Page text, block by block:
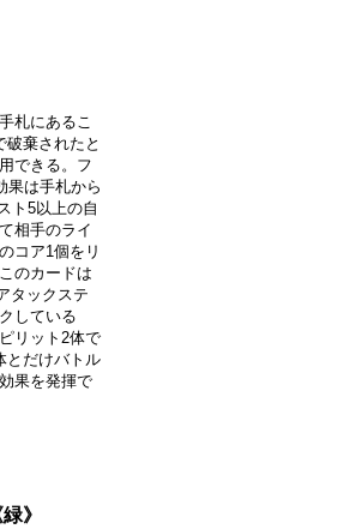
札にあるこ
棄されたと
できる。フ
果は手札から
ト5以上の自
相手のライ
コア1個をリ
のカードは
タックステ
している
リット2体で
とだけバトル
果を発揮で
》